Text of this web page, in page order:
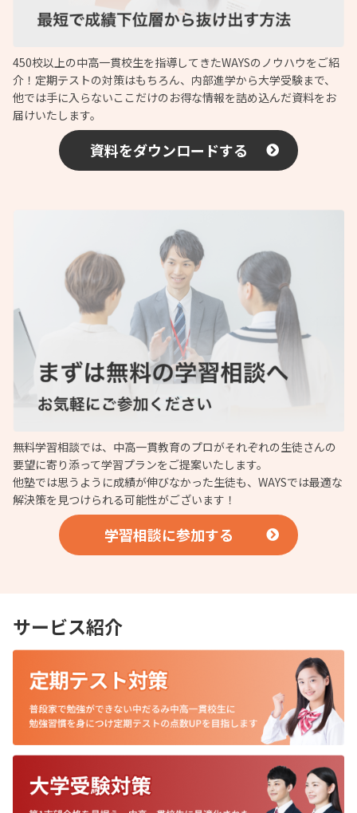
450校以上の中高一貫校生を指導してきたWAYSのノウハウをご紹
介！定期テストの対策はもちろん、内部進学から大学受験まで、
他では手に入らないここだけのお得な情報を詰め込んだ資料をお
届けいたします。
資料をダウンロードする
無料学習相談では、中高一貫教育のプロがそれぞれの生徒さんの
要望に寄り添って学習プランをご提案いたします。
他塾では思うように成績が伸びなかった生徒も、WAYSでは最適な
解決策を見つけられる可能性がございます！
学習相談に参加する
サービス紹介